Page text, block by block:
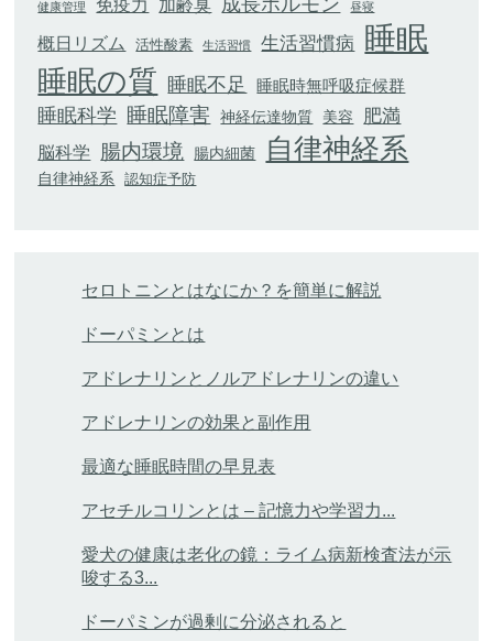
健康管理 免疫力 昼寝
概日リズム 活性酸素 生活習慣 生活習慣病 睡眠
睡眠の質 睡眠不足 睡眠時無呼吸症候群
睡眠科学 睡眠障害 神経伝達物質 美容 肥満
脳科学 腸内環境 腸内細菌 自律神経系
自律神経系 認知症予防
セロトニンとはなにか？を簡単に解説
ドーパミンとは
アドレナリンとノルアドレナリンの違い
アドレナリンの効果と副作用
最適な睡眠時間の早見表
アセチルコリンとは – 記憶力や学習力...
愛犬の健康は老化の鏡：ライム病新検査法が示
唆する3...
ドーパミンが過剰に分泌されると